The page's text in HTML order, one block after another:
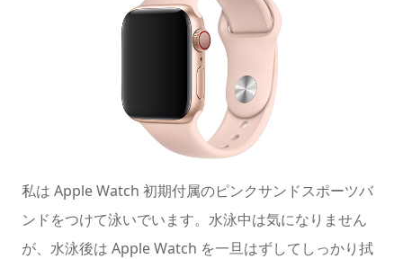
私は Apple Watch 初期付属のピンクサンドスポーツバ
ンドをつけて泳いでいます。水泳中は気になりません
が、水泳後は Apple Watch を一旦はずしてしっかり拭